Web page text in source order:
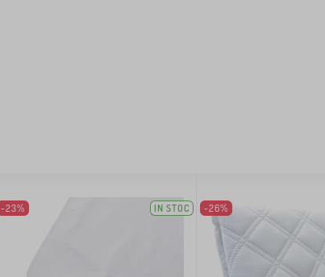
-23% IN STOC -26%